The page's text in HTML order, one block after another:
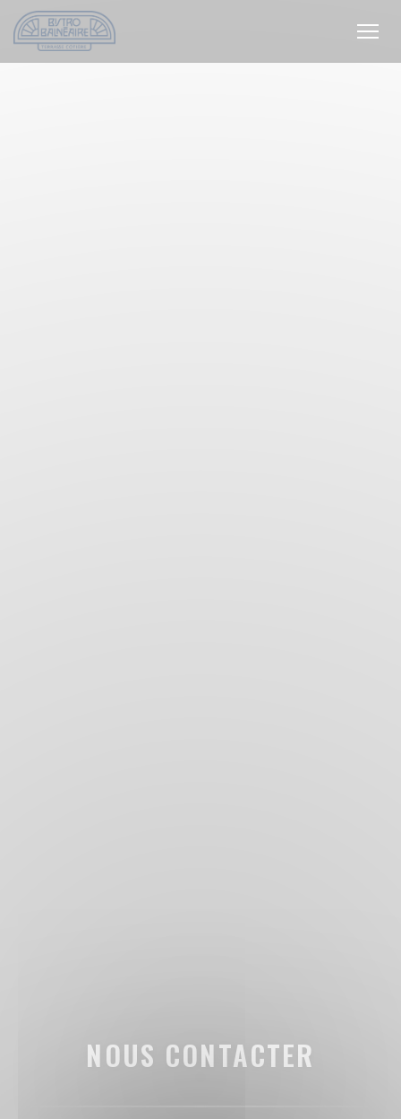
Personnalisation de vos choix en matière de cookies
NOUS CONTACTER